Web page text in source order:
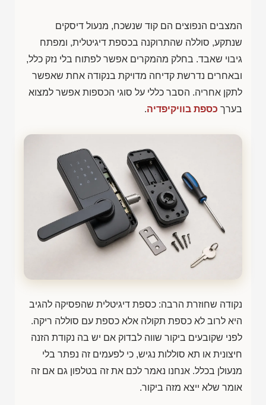
המצבים הנפוצים הם קוד שנשכח, מנעול דיסקים
שנתקע, סוללה שהתרוקנה בכספת דיגיטלית, ומפתח
גיבוי שאבד. בחלק מהמקרים אפשר לפתוח בלי נזק כלל,
ובאחרים נדרשת קדיחה מדויקת בנקודה אחת שאפשר
לתקן אחריה. הסבר כללי על סוגי הכספות אפשר למצוא
בערך כספת בוויקיפדיה.
נקודה שחוזרת הרבה: כספת דיגיטלית שהפסיקה להגיב
היא לרוב לא כספת תקולה אלא כספת עם סוללה ריקה.
לפני שקובעים ביקור שווה לבדוק אם יש בה נקודת הזנה
חיצונית או תא סוללות נגיש, כי לפעמים זה נפתר בלי
מנעולן בכלל. אנחנו נאמר לכם את זה בטלפון גם אם זה
אומר שלא ייצא מזה ביקור.